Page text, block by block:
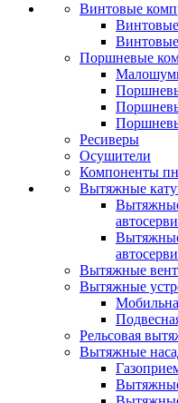
Винтовые
Поршневые
Ресиверы
Осушители
Компоненты
Вытяжные
Вытяжные
Вытяжные
Рельсовая
Вытяжные